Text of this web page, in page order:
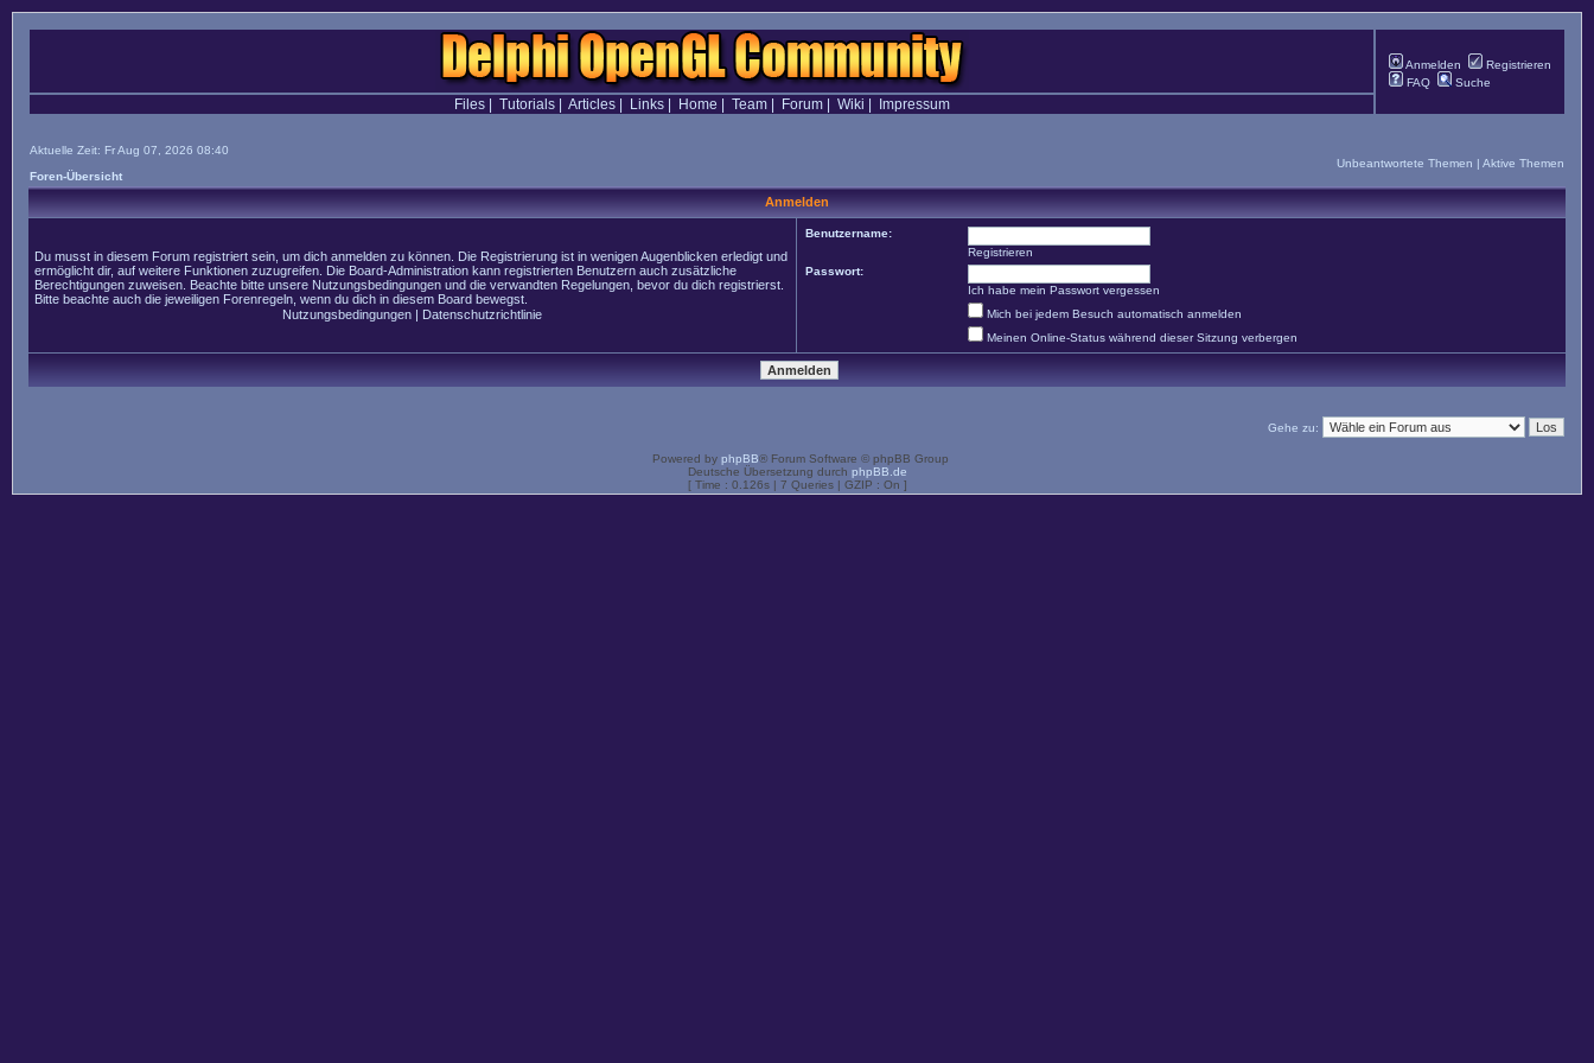
Anmelden
Registrieren
FAQ
Suche
Files| Tutorials| Articles| Links| Home Team| Forum| Wiki Impressum
Aktuelle Zeit: Fr Aug 07, 2026 08:40
Foren-Übersicht
Unbeantwortete Themen | Aktive Themen
Anmelden
Du musst in diesem Forum registriert sein, um dich anmelden zu können. Die Registrierung ist in wenigen Augenblicken erledigt und
ermöglicht dir, auf weitere Funktionen zuzugreifen. Die Board-Administration kann registrierten Benutzern auch zusätzliche
Berechtigungen zuweisen. Beachte bitte unsere Nutzungsbedingungen und die verwandten Regelungen, bevor du dich registrierst.
Bitte beachte auch die jeweiligen Forenregeln, wenn du dich in diesem Board bewegst.
Nutzungsbedingungen | Datenschutzrichtlinie
Benutzername:
Registrieren
Passwort:
Ich habe mein Passwort vergessen
Mich bei jedem Besuch automatisch anmelden
Meinen Online-Status während dieser Sitzung verbergen
Gehe zu:
Powered by phpBB® Forum Software © phpBB Group
Deutsche Übersetzung durch phpBB.de
[ Time : 0.126s | 7 Queries | GZIP : On ]